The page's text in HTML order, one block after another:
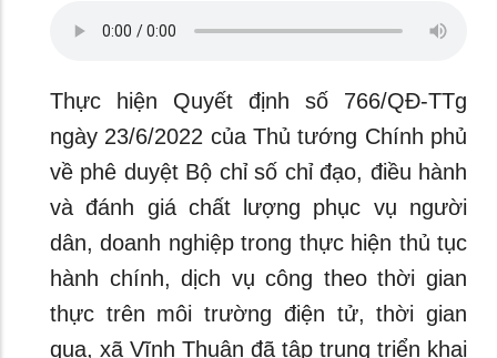
Thực hiện Quyết định số 766/QĐ-TTg
ngày 23/6/2022 của Thủ tướng Chính phủ
về phê duyệt Bộ chỉ số chỉ đạo, điều hành
và đánh giá chất lượng phục vụ người
dân, doanh nghiệp trong thực hiện thủ tục
hành chính, dịch vụ công theo thời gian
thực trên môi trường điện tử, thời gian
qua, xã Vĩnh Thuận đã tập trung triển khai